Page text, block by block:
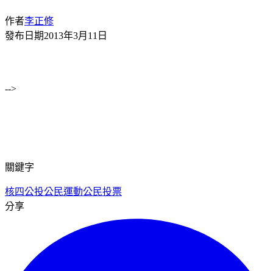
作者李正修
發布日期2013年3月11日
-->
關鍵字
核四公投公民運動公民投票
分享